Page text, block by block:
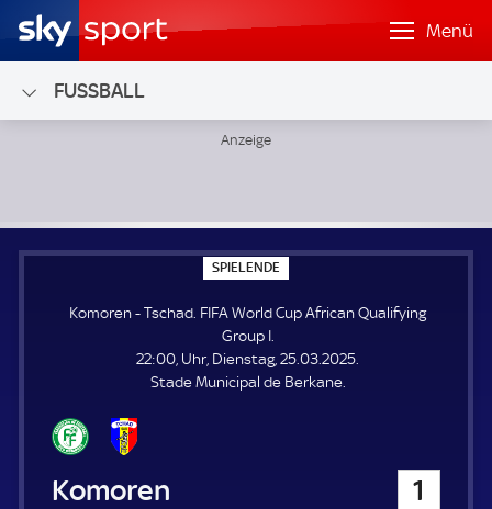
Menü
FUSSBALL
SPIELENDE
P
E
N
D
E
Komoren - Tschad. FIFA World Cup African Qualifying
Group I.
22:00, Uhr, Dienstag, 25.03.2025.
Stade Municipal de Berkane.
Komoren
1